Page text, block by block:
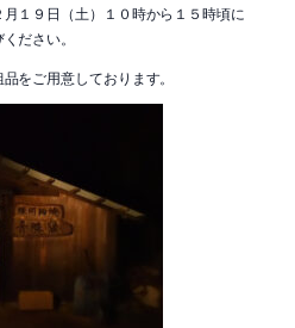
１９日（土）１０時から１５時頃に
ださい。
をご用意しております。